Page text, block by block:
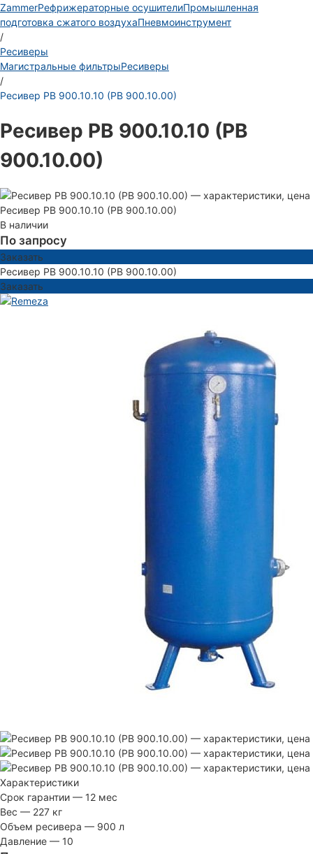
ZammerРефрижераторные осушителиПромышленная
подготовка сжатого воздухаПневмоинструмент
/
Ресиверы
Магистральные фильтрыРесиверы
/
Ресивер РВ 900.10.10 (РВ 900.10.00)
Ресивер РВ 900.10.10 (РВ
900.10.00)
Ресивер РВ 900.10.10 (РВ 900.10.00)
В наличии
По запросу
Заказать
Ресивер РВ 900.10.10 (РВ 900.10.00)
Заказать
Характеристики
Срок гарантии — 12 мес
Вес — 227 кг
Объем ресивера — 900 л
Давление — 10